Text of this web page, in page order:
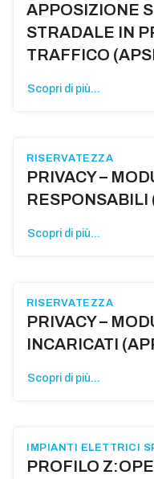
APPOSIZIONE
STRADALE IN
TRAFFICO
Scopri di più...
RISERVATEZZA
PRIVACY –
RESPONSABILI
Scopri di più...
RISERVATEZZA
PRIVACY –
INCARICATI
Scopri di più...
IMPIANTI ELETTRICI
PROFILO